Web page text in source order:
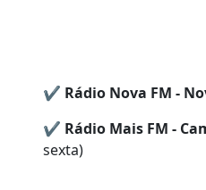
✔️ Rádio Nova FM -
✔️ Rádio Mais FM -
sexta)